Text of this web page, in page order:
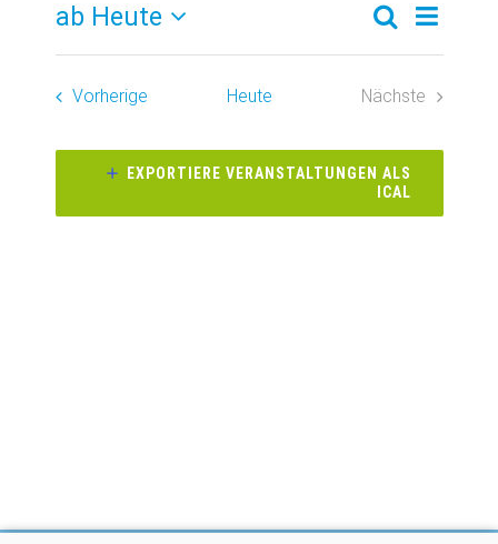
Suche
Liste
ab Heute
Datum
wählen.
Vorherige Veranstaltungen
Heute
Nächste
EXPORTIERE VERANSTALTUNGEN ALS
ICAL